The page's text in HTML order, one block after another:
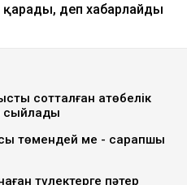
деп хабарлайды
сотталған ақтөбелік
сыйлады
төмендей ме - сарапшы
түлектерге пәтер